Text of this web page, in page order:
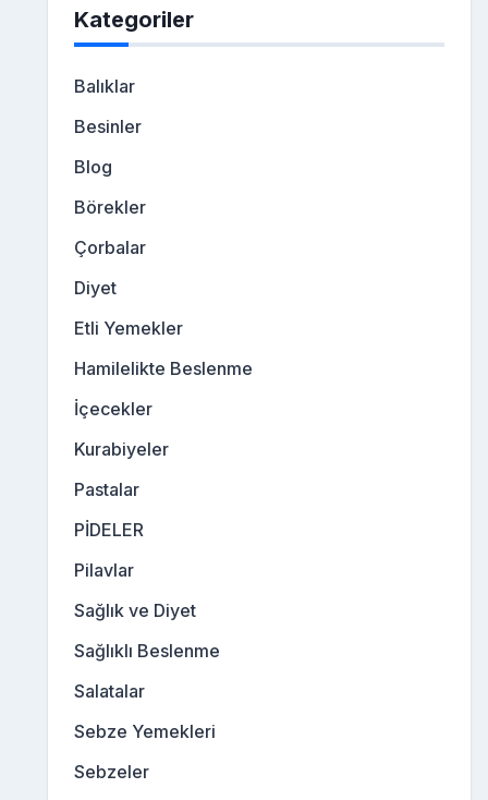
Kategoriler
Balıklar
Besinler
Blog
Börekler
Çorbalar
Diyet
Etli Yemekler
Hamilelikte Beslenme
İçecekler
Kurabiyeler
Pastalar
PİDELER
Pilavlar
Sağlık ve Diyet
Sağlıklı Beslenme
Salatalar
Sebze Yemekleri
Sebzeler